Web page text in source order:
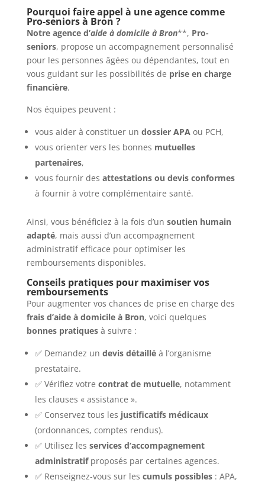
Pourquoi faire appel à une agence comme
Pro-seniors à Bron ?
Notre agence d’aide à domicile à Bron**, Pro-
seniors, propose un accompagnement personnalisé
pour les personnes âgées ou dépendantes, tout en
vous guidant sur les possibilités de prise en charge
financière.
Nos équipes peuvent :
vous aider à constituer un dossier APAou PCH,
vous orienter vers les bonnes mutuelles
partenaires,
vous fournir des attestations ou devis conformes
à fournir à votre complémentaire santé.
Ainsi, vous bénéficiez à la fois d’un soutien humain
adapté, mais aussi d’un accompagnement
administratif efficace pour optimiser les
remboursements disponibles.
Conseils pratiques pour maximiser vos
remboursements
Pour augmenter vos chances de prise en charge des
frais d’aide à domicile à Bron, voici quelques
bonnes pratiquesà suivre :
✅ Demandez un devis détailléà l’organisme
prestataire.
✅ Vérifiez votre contrat de mutuelle, notamment
les clauses « assistance ».
✅ Conservez tous les justificatifs médicaux
(ordonnances, comptes rendus).
✅ Utilisez les services d’accompagnement
administratifproposés par certaines agences.
✅ Renseignez-vous sur les cumuls possibles: APA,